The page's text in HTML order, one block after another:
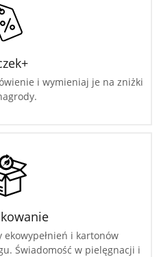
i wymieniaj je na zniżki
ekowypełnień i kartonów
Świadomość w pielęgnacji i